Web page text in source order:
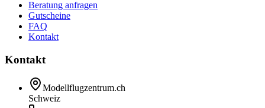
Beratung anfragen
Gutscheine
FAQ
Kontakt
Kontakt
Modellflugzentrum.ch
Schweiz